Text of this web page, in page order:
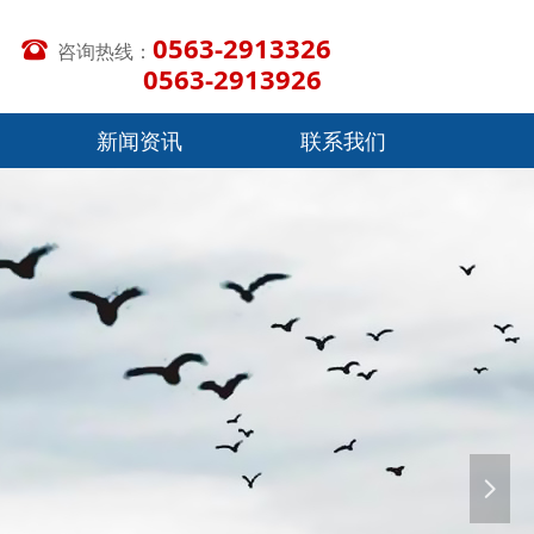
넲
新闻资讯 联系我们
咨询热线： 0563-2913326
0563-2913926
뀰